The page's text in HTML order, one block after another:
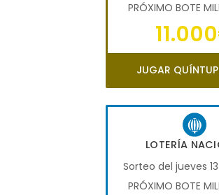
PRÓXIMO BOTE
JUGAR
LOTERÍA
Sorteo del jueves
PRÓXIMO BOTE